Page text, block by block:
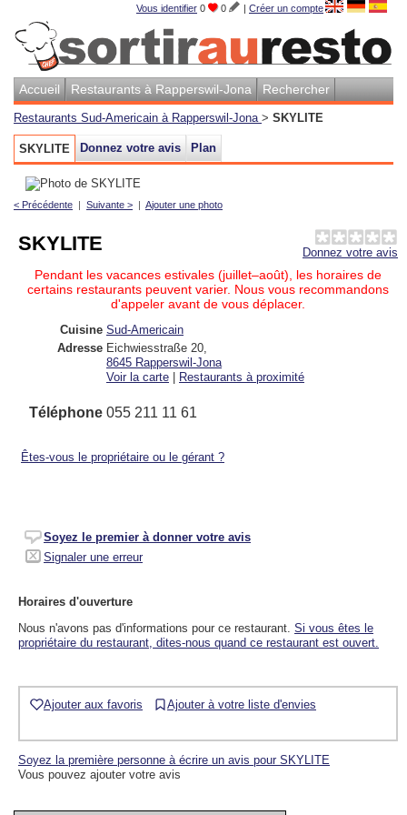
Vous identifier 0 0 | Créer un compte
Accueil Restaurants à Rapperswil-Jona Rechercher
Restaurants Sud-Americain à Rapperswil-Jona > SKYLITE
SKYLITE Donnez votre avis Plan
< Précédente | Suivante > | Ajouter une photo
Donnez votre avis
SKYLITE
Pendant les vacances estivales (juillet–août), les horaires de
certains restaurants peuvent varier. Nous vous recommandons
d'appeler avant de vous déplacer.
Cuisine Sud-Americain
Adresse Eichwiesstraße 20
8645 Rapperswil-Jona
Voir la carte
Restaurants à proximité
Téléphone 055 211 11 61
Êtes-vous le propriétaire ou le gérant ?
Soyez le premier à donner votre avis
Signaler une erreur
Horaires d'ouverture
Nous n'avons pas d'informations pour ce restaurant. Si vous êtes le
propriétaire du restaurant, dites-nous quand ce restaurant est ouvert.
Ajouter aux favoris Ajouter à votre liste d'envies
Soyez la première personne à écrire un avis pour SKYLITE
Vous pouvez ajouter votre avis